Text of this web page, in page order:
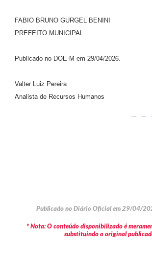
FABIO BRUNO GURGEL BENINI
PREFEITO MUNICIPAL
Publicado no DOE-M em 29/04/2026.
Valter Luiz Pereira
Analista de Recursos Humanos
Publicado no Diário Oficial em 29/04/
* Nota: O conteúdo disponibilizado é
substituindo o original